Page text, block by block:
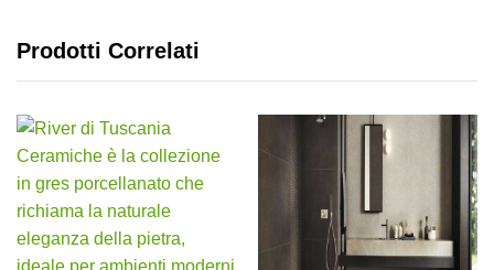
Prodotti Correlati